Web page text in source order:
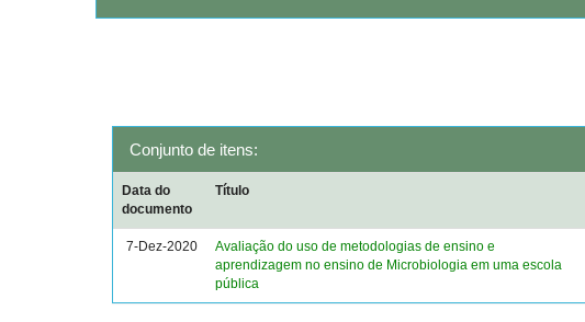
Conjunto de itens:
Data do
documento
Título
7-Dez-2020
Avaliação do uso de metodologias de ensino e
aprendizagem no ensino de Microbiologia em uma escola
pública